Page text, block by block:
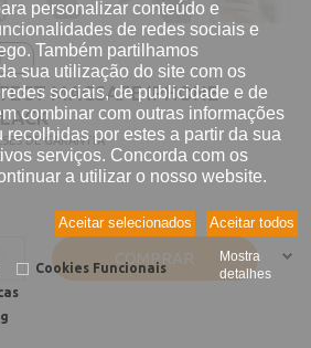
personalizar conteúdo e
de redes sociais e
Também partilhamos
sua utilização do site com os
sociais, de publicidade e de
combinar com outras informações
recolhidas por estes a partir da sua
serviços. Concorda com os
a utilizar o nosso website.
Aceitar todos
Aceitar selecionados
Cookies Funcionais
Mostra
detalhes
MAGSAFE IPHONE
DE GARANTIA
COMPRAR